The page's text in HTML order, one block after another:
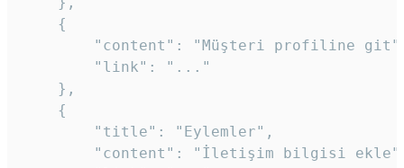
    {
"content": "Müşteri profiline
        "link": "..."
    },
    {
        "title": "Eylemler",
"content": "İletişim bilgisi